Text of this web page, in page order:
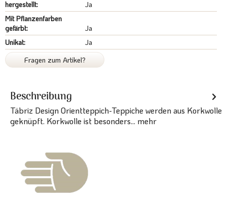
hergestellt:
Ja
Mit Pflanzenfarben
gefärbt:
Ja
Unikat:
Ja
Fragen zum Artikel?
Beschreibung
Täbriz Design Orientteppich-Teppiche werden aus Korkwolle
geknüpft. Korkwolle ist besonders... mehr